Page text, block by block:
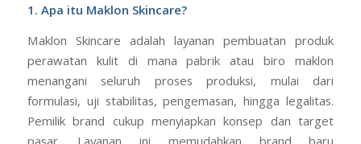
1. Apa itu Maklon Skincare?
Maklon Skincare adalah layanan pembuatan produk
perawatan kulit di mana pabrik atau biro maklon
menangani seluruh proses produksi, mulai dari
formulasi, uji stabilitas, pengemasan, hingga legalitas.
Pemilik brand cukup menyiapkan konsep dan target
pasar. Layanan ini memudahkan brand baru